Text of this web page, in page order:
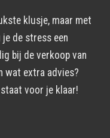
klusje, maar met
de stress een
bij de verkoop van
wat extra advies?
voor je klaar!